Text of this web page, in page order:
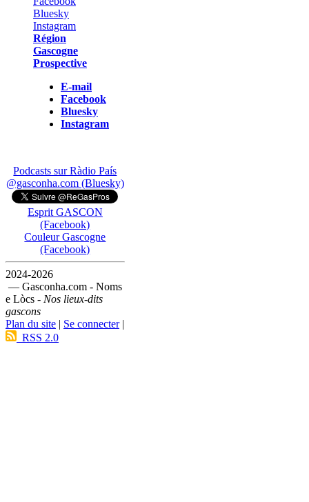
Région
Gascogne
Prospective
E-mail
Facebook
Bluesky
Instagram
Podcasts sur Ràdio País
@gasconha.com (Bluesky)
Esprit GASCON
(Facebook)
Couleur Gascogne
(Facebook)
2024-2026
— Gasconha.com - Noms
e Lòcs - Nos lieux-dits
gascons
Plan du site | Se connecter|
RSS 2.0